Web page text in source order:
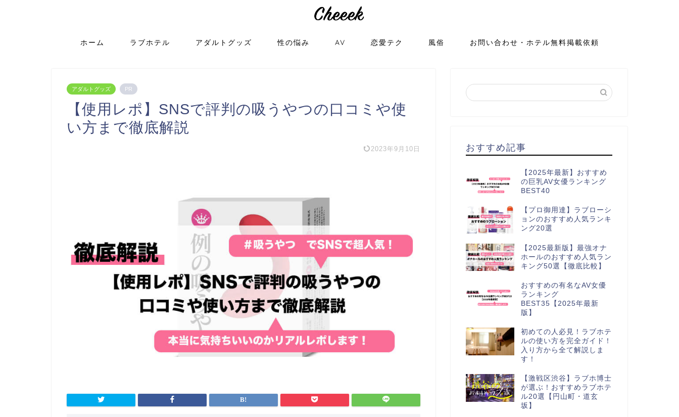
ホーム ラブホテル アダルトグッズ 性の悩み AV 恋愛テク 風俗 お問い合わせ・ホテル無料掲載依頼
アダルトグッズ PR
【使用レポ】SNSで評判の吸うやつの口コミや使
い方まで徹底解説
2023年9月10日 おすすめ記事
【2025年最新】おすすめ
の巨乳AV女優ランキング
BEST40
【プロ御用達】ラブローシ
ョンのおすすめ人気ランキ
ング20選
【2025最新版】最強オナ
ホールのおすすめ人気ラン
キング50選【徹底比較】
おすすめの有名なAV女優
ランキング
BEST35【2025年最新
版】
初めての人必見！ラブホテ
ルの使い方を完全ガイド！
入り方から全て解説しま
す！
【激戦区渋谷】ラブホ博士
が選ぶ！おすすめラブホテ
ル20選【円山町・道玄
坂】